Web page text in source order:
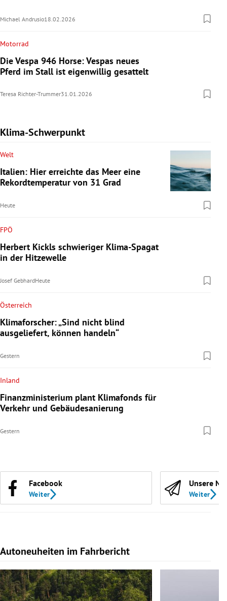
Michael Andrusio18.02.2026
Motorrad
Die Vespa 946 Horse: Vespas neues
Pferd im Stall ist eigenwillig gesattelt
Teresa Richter-Trummer31.01.2026
Klima-Schwerpunkt
Welt
Italien: Hier erreichte das Meer eine
Rekordtemperatur von 31 Grad
Heute
FPÖ
Herbert Kickls schwieriger Klima-Spagat
in der Hitzewelle
Josef GebhardHeute
Österreich
Klimaforscher: „Sind nicht blind
ausgeliefert, können handeln“
Gestern
Inland
Finanzministerium plant Klimafonds für
Verkehr und Gebäudesanierung
Gestern
Facebook
Weiter
Unsere
Weiter
Autoneuheiten im Fahrbericht
Slide 1 von 7